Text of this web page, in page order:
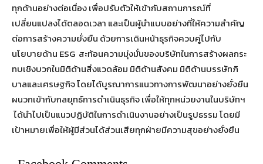
ทุกด้านอย่างต่อเนื่อง เพื่อปรับตัวให้เข้ากับสถานการณ์ที่
เปลี่ยนแปลงได้ตลอดเวลา และเป็นผู้นำแบบอย่างที่ให้ความสำคัญ
ต่อการสร้างความยั่งยืน ด้วยการเดินหน้าธุรกิจควบคู่ไปกับ
นโยบายด้าน ESG สะท้อนความมุ่งมั่นของบริษัทในการสร้างผลกระ
ทบเชิงบวกในมิติด้านสิ่งแวดล้อม มิติด้านสังคม มิติด้านบรรษัทภิ
บาลและเศรษฐกิจ โดยได้บูรณาการแนวทางการพัฒนาอย่างยั่งยืน
ผนวกเข้ากับกลยุทธ์การดำเนินธุรกิจ เพื่อให้ทุกหน่วยงานในบริษัทฯ
ได้นำไปเป็นแนวปฏิบัติในการดำเนินงานอย่างเป็นรูปธรรม โดยมี
เป้าหมายเพื่อให้ผู้มีส่วนได้ส่วนเสียทุกฝ่ายมีความสุขอย่างยั่งยืน